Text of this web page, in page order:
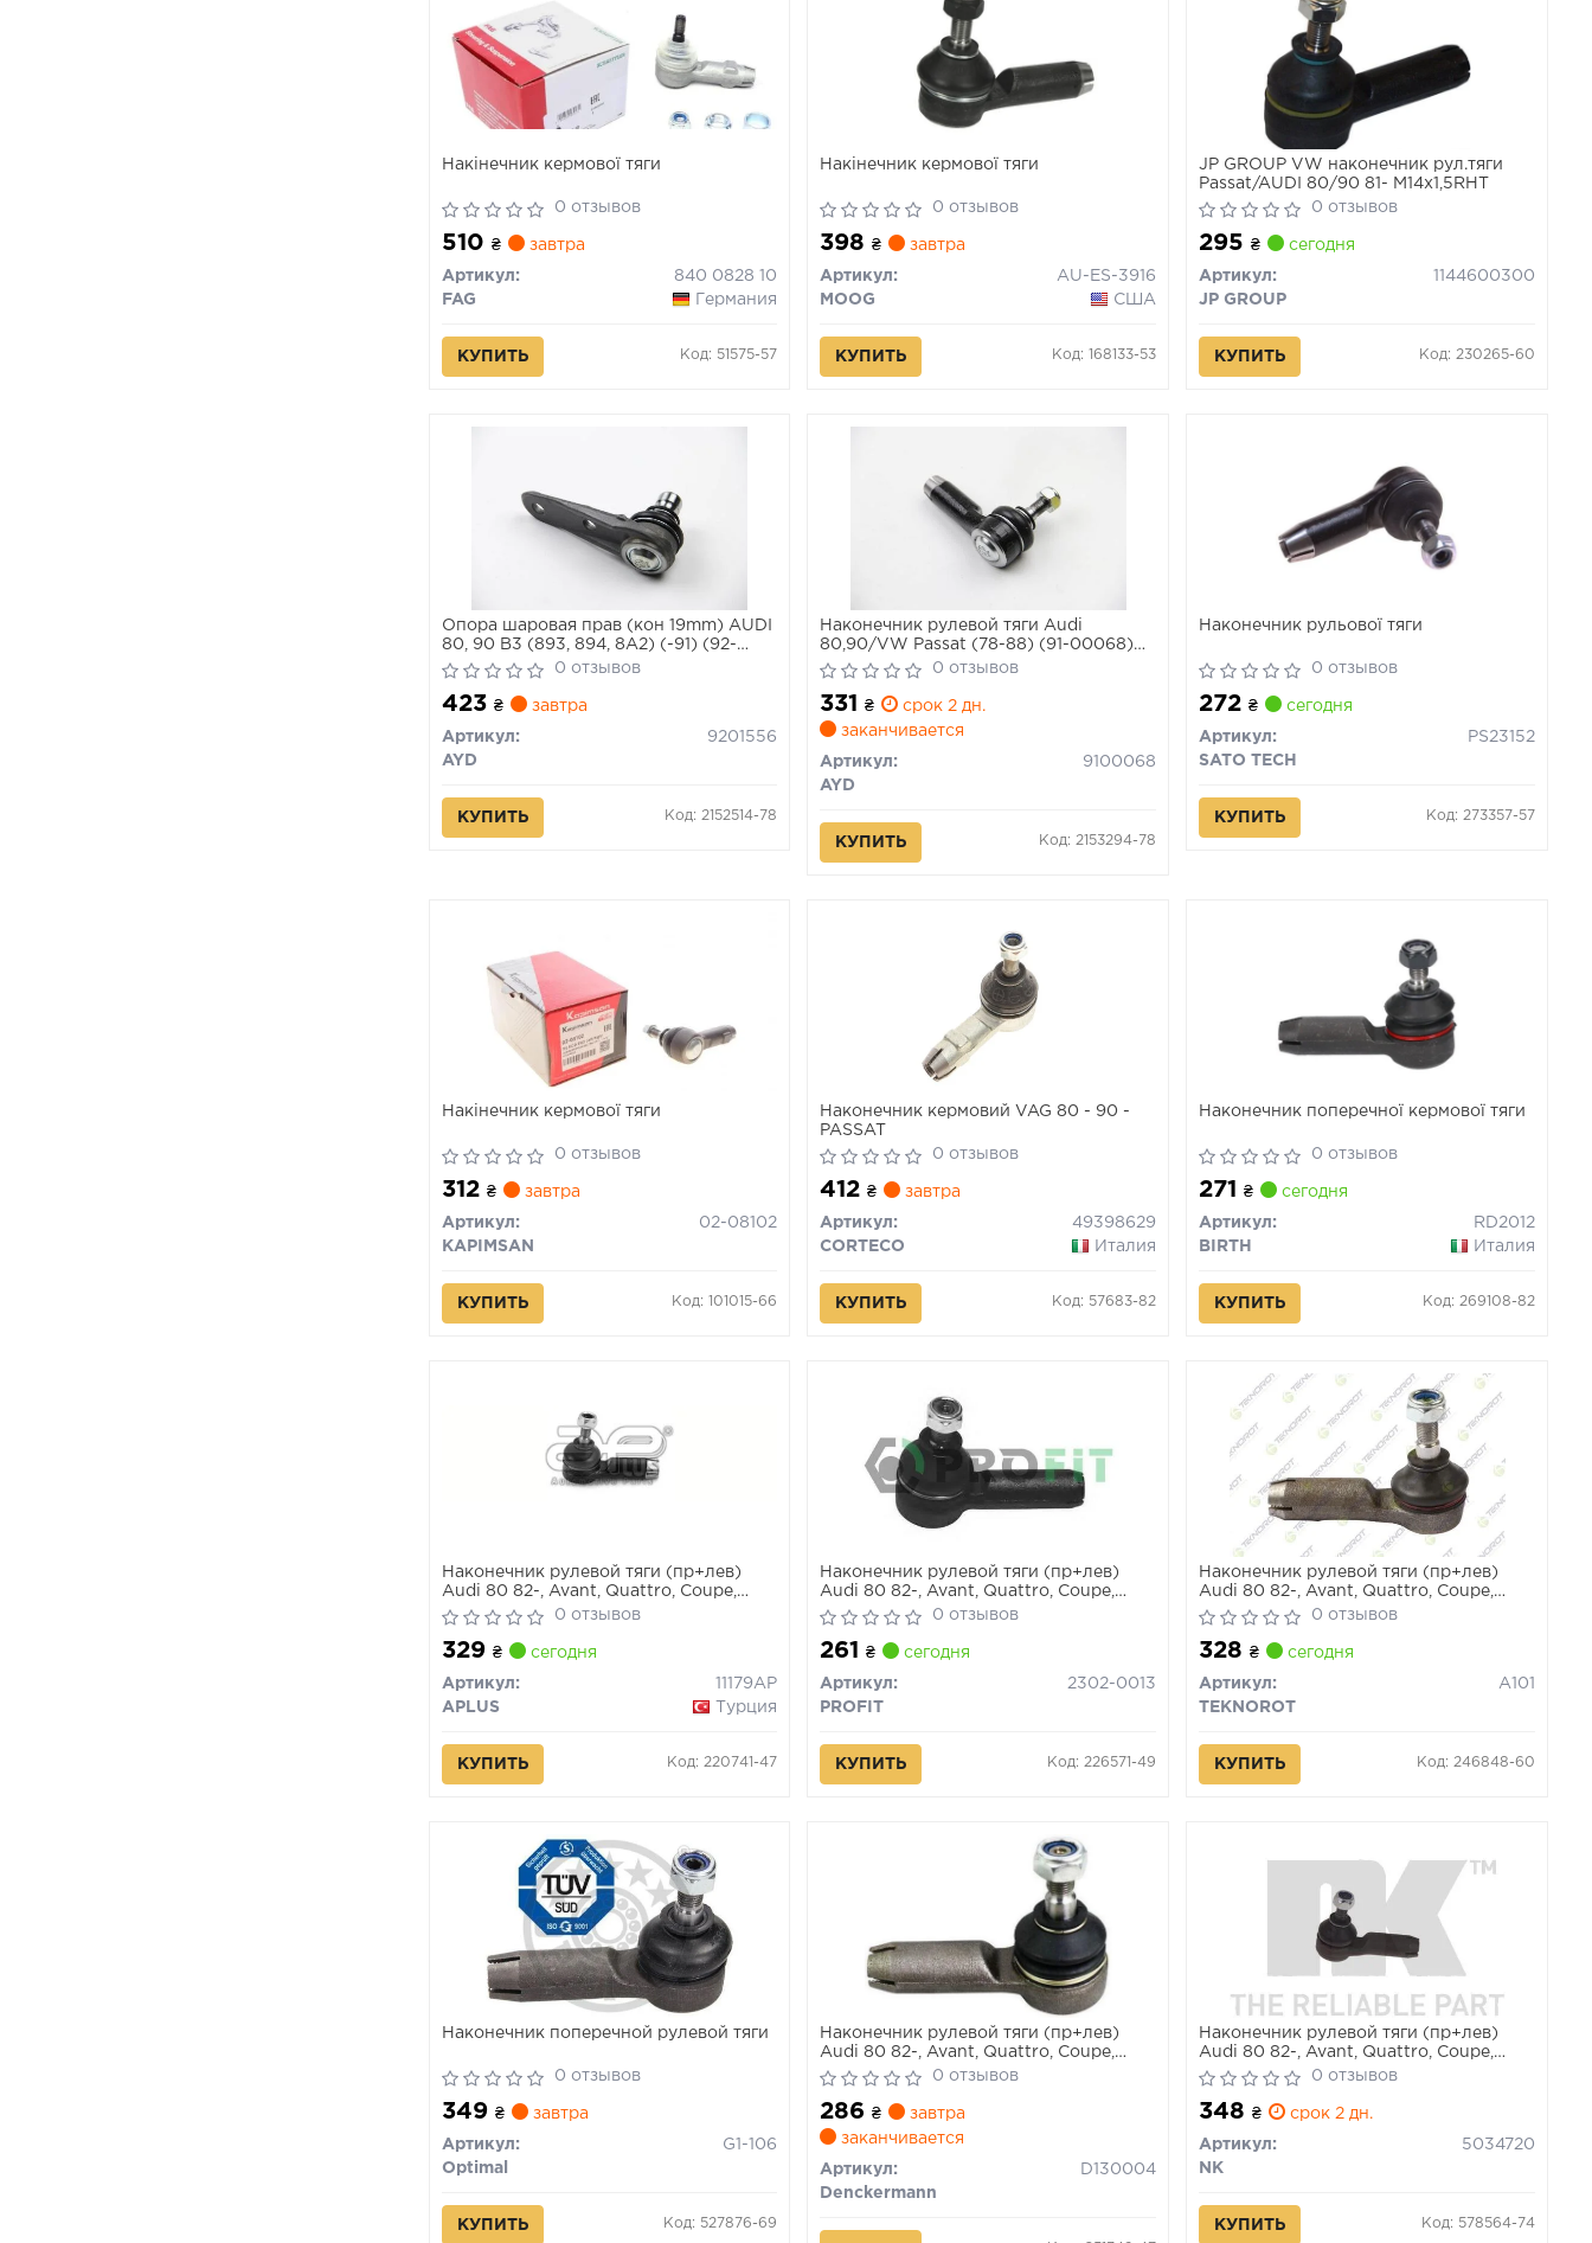
Накінечник кермової тяги
0 отзывов
510 ₴ завтра
Артикул:
840 0828 10
FAG
Германия
КУПИТЬ Код: 51575-57
Накінечник кермової тяги
0 отзывов
398₴ завтра
Артикул:
AU-ES-3916
MOOG
США
КУПИТЬ Код: 168133-53
JP GROUP VW наконечник рул.тяги
Passat/AUDI 80/90 81- M14x1,5RHT
0 отзывов
295₴ сегодня
Артикул:
1144600300
JP GROUP
КУПИТЬ Код: 230265-60
Опора шаровая прав (кон 19mm) AUDI
80, 90 B3 (893, 894, 8A2) (-91) (92-
01556) AYD
0 отзывов
423 ₴ завтра
Артикул:
9201556
AYD
КУПИТЬ Код: 2152514-78
Наконечник рулевой тяги Audi
80,90/VW Passat (78-88) (91-00068)
AYD
0 отзывов
331₴
срок 2 дн.
заканчивается
Артикул:
9100068
AYD
КУПИТЬ Код: 2153294-78
Наконечник рульової тяги
0 отзывов
272₴ сегодня
Артикул:
PS23152
SATO TECH
КУПИТЬ Код: 273357-57
Накінечник кермової тяги
0 отзывов
312 ₴ завтра
Артикул:
02-08102
KAPIMSAN
КУПИТЬ Код: 101015-66
Наконечник кермовий VAG 80 - 90 -
PASSAT
0 отзывов
412₴ завтра
Артикул:
49398629
CORTECO
Италия
КУПИТЬ Код: 57683-82
Наконечник поперечної кермової тяги
0 отзывов
271₴ сегодня
Артикул:
RD2012
BIRTH
Италия
КУПИТЬ Код: 269108-82
Наконечник рулевой тяги (пр+лев)
Audi 80 82-, Avant, Quattro, Coupe,
Cabriolet
0 отзывов
329 ₴ сегодня
Артикул:
11179AP
APLUS
Турция
КУПИТЬ Код: 220741-47
Наконечник рулевой тяги (пр+лев)
Audi 80 82-, Avant, Quattro, Coupe,
Cabriolet
0 отзывов
261₴ сегодня
Артикул:
2302-0013
PROFIT
КУПИТЬ Код: 226571-49
Наконечник рулевой тяги (пр+лев)
Audi 80 82-, Avant, Quattro, Coupe,
Cabriolet
0 отзывов
328₴ сегодня
Артикул:
A101
TEKNOROT
КУПИТЬ Код: 246848-60
Наконечник поперечной рулевой тяги
0 отзывов
349 ₴ завтра
Артикул:
G1-106
Optimal
КУПИТЬ Код: 527876-69
Наконечник рулевой тяги (пр+лев)
Audi 80 82-, Avant, Quattro, Coupe,
Cabriolet
0 отзывов
286₴
завтра
заканчивается
Артикул:
D130004
Denckermann
Наконечник рулевой тяги (пр+лев)
Audi 80 82-, Avant, Quattro, Coupe,
Cabriolet
0 отзывов
348₴ срок 2 дн.
Артикул:
5034720
NK
КУПИТЬ Код: 578564-74